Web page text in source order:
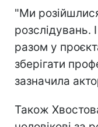
"Ми
розслідувань.
разом у
зберігати
зазначила
Також